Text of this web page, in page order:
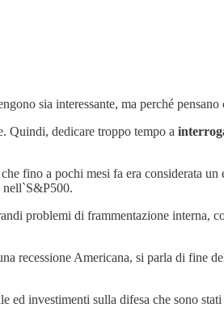
sia interessante, ma perché
Quindi, dedicare troppo tempo a
fino a pochi mesi fa era considerata
nell`S&P500.
problemi di frammentazione interna,
recessione Americana, si parla di fine
ed investimenti sulla difesa che sono